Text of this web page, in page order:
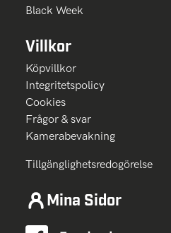
Black Week
Villkor
Köpvillkor
Integritetspolicy
Cookies
Frågor & svar
Kamerabevakning
Tillgänglighetsredogörelse
Mina Sidor